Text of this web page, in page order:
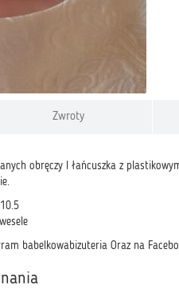
Zwroty
obręczy I łańcuszka z
babelkowabizuteria Oraz na